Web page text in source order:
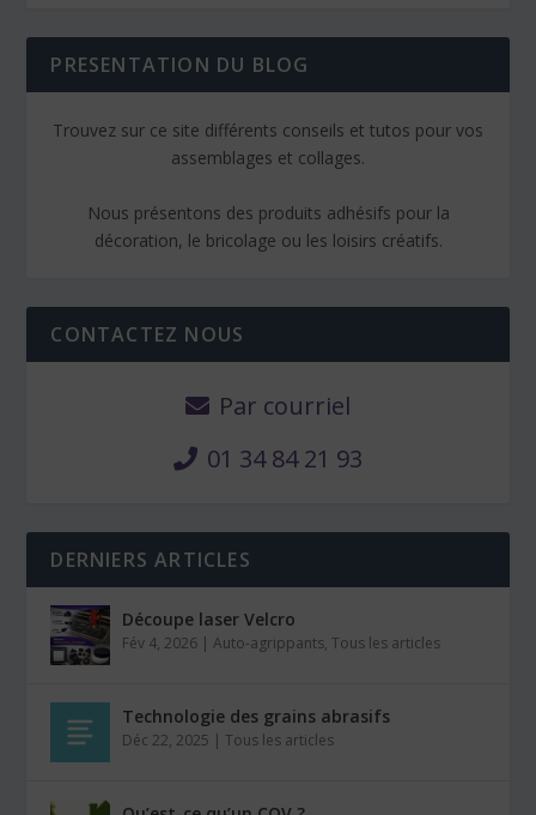
PRESENTATION DU BLOG
Trouvez sur ce site différents conseils et tutos pour vos
assemblages et collages.
Nous présentons des produits adhésifs pour la
décoration, le bricolage ou les loisirs créatifs.
CONTACTEZ NOUS
Par courriel
01 34 84 21 93
DERNIERS ARTICLES
Découpe laser Velcro
Fév 4, 2026 |Auto-agrippants,Tous les articles
Technologie des grains abrasifs
Déc 22, 2025 |Tous les articles